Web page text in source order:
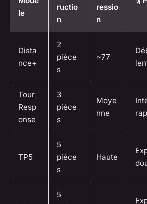
le
ructio
n
ressio
n
Dista
nce+
2
pièce
s
~77
Tour
Resp
onse
3
pièce
s
Moye
nne
TP5
5
pièce
s
Haute
5